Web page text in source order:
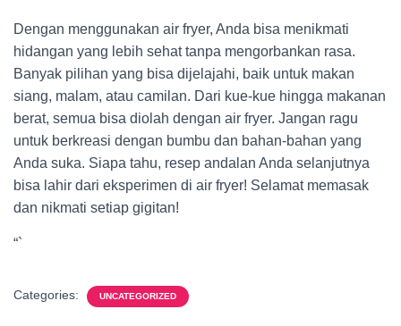
Dengan menggunakan air fryer, Anda bisa menikmati
hidangan yang lebih sehat tanpa mengorbankan rasa.
Banyak pilihan yang bisa dijelajahi, baik untuk makan
siang, malam, atau camilan. Dari kue-kue hingga makanan
berat, semua bisa diolah dengan air fryer. Jangan ragu
untuk berkreasi dengan bumbu dan bahan-bahan yang
Anda suka. Siapa tahu, resep andalan Anda selanjutnya
bisa lahir dari eksperimen di air fryer! Selamat memasak
dan nikmati setiap gigitan!
“`
Categories: UNCATEGORIZED